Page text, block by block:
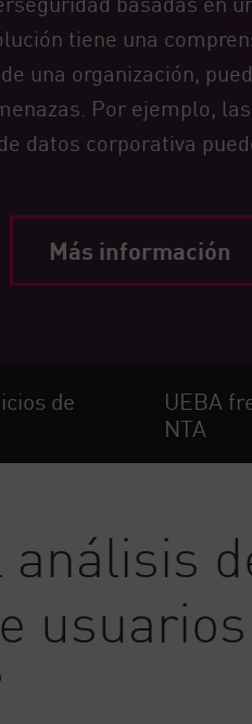
tiene una
una organización,
Por ejemplo,
datos corporativa
Más información
de
UEBA
NTA
análisis